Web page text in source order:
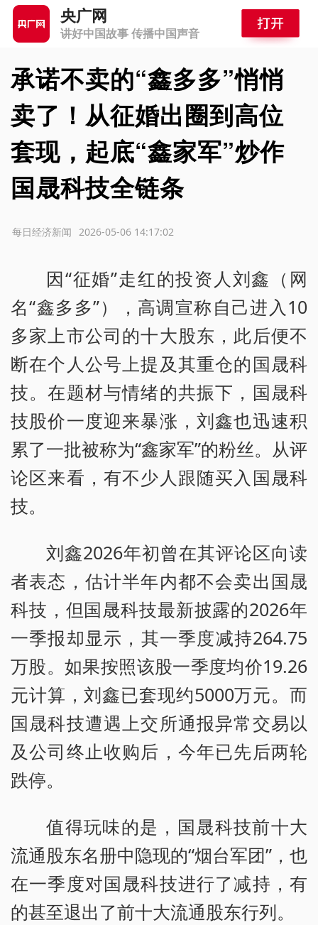
央广网
讲好中国故事 传播中国声音
承诺不卖的“鑫多多”悄悄
卖了！从征婚出圈到高位
套现，起底“鑫家军”炒作
国晟科技全链条
2026-05-06 14:17:02
每日经济新闻
因“征婚”走红的投资人刘鑫（网
名“鑫多多”），高调宣称自己进入10
多家上市公司的十大股东，此后便不
断在个人公号上提及其重仓的国晟科
技。在题材与情绪的共振下，国晟科
技股价一度迎来暴涨，刘鑫也迅速积
累了一批被称为“鑫家军”的粉丝。从评
论区来看，有不少人跟随买入国晟科
技。
刘鑫2026年初曾在其评论区向读
者表态，估计半年内都不会卖出国晟
科技，但国晟科技最新披露的2026年
一季报却显示，其一季度减持264.75
万股。如果按照该股一季度均价19.26
元计算，刘鑫已套现约5000万元。而
国晟科技遭遇上交所通报异常交易以
及公司终止收购后，今年已先后两轮
跌停。
值得玩味的是，国晟科技前十大
流通股东名册中隐现的“烟台军团”，也
在一季度对国晟科技进行了减持，有
的甚至退出了前十大流通股东行列。